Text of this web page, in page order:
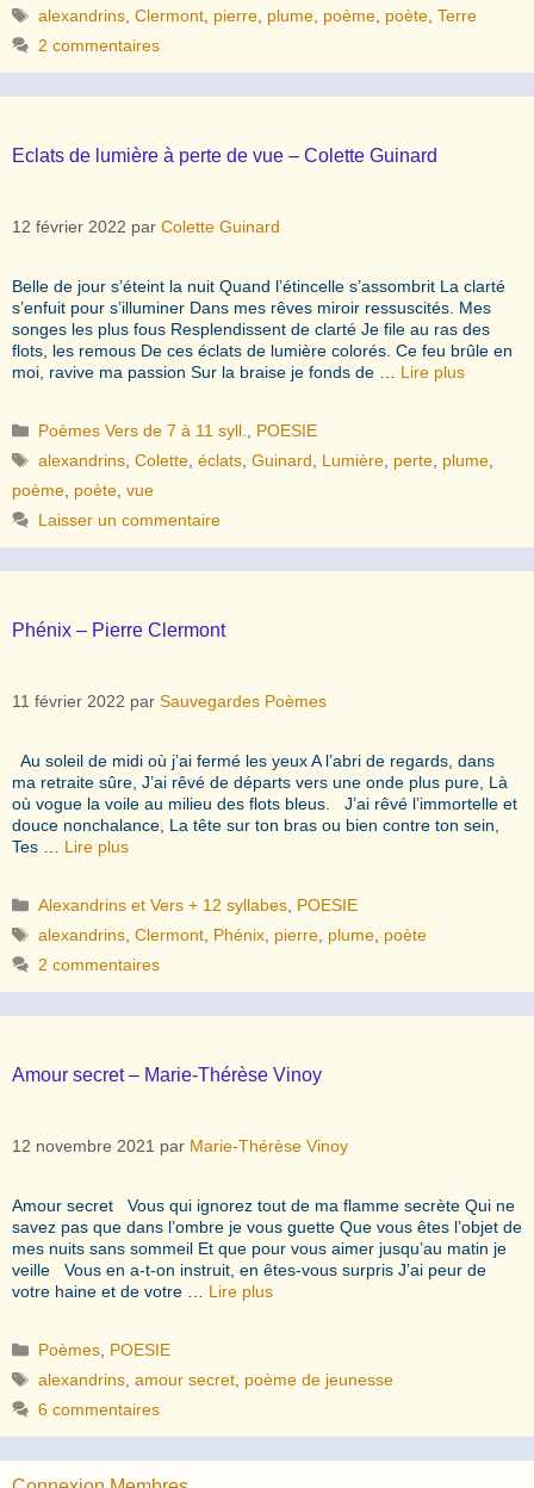
Étiquettes
alexandrins ,Clermont pierre plume poème poète ,Terre
2 commentaires
Eclats de lumière à perte de vue – Colette Guinard
12 février 2022 par Colette Guinard
Belle de jour s’éteint la nuit Quand l’étincelle s’assombrit La clarté
s’enfuit pour s’illuminer Dans mes rêves miroir ressuscités. Mes
songes les plus fous Resplendissent de clarté Je file au ras des
flots, les remous De ces éclats de lumière colorés. Ce feu brûle en
moi, ravive ma passion Sur la braise je fonds de … Lire plus
Catégories
Poèmes Vers de 7 à 11 syll.
POESIE
Étiquettes
alexandrins ,Colette ,éclats ,Guinard Lumière perte plume
poème poète vue
Laisser un commentaire
Phénix – Pierre Clermont
11 février 2022 par Sauvegardes Poèmes
Au soleil de midi où j’ai fermé les yeux A l’abri de regards, dans
ma retraite sûre, J’ai rêvé de départs vers une onde plus pure, Là
où vogue la voile au milieu des flots bleus. J’ai rêvé l’immortelle et
douce nonchalance, La tête sur ton bras ou bien contre ton sein,
Tes … Lire plus
Catégories
Alexandrins et Vers + 12 syllabes POESIE
Étiquettes
alexandrins ,Clermont Phénix pierre plume poète
2 commentaires
Amour secret – Marie-Thérèse Vinoy
12 novembre 2021 par Marie-Thérèse Vinoy
Amour secret Vous qui ignorez tout de ma flamme secrète Qui ne
savez pas que dans l’ombre je vous guette Que vous êtes l’objet de
mes nuits sans sommeil Et que pour vous aimer jusqu’au matin je
veille Vous en a-t-on instruit, en êtes-vous surpris J’ai peur de
votre haine et de votre … Lire plus
Catégories
Poèmes POESIE
Étiquettes
alexandrins ,amour secret poème de jeunesse
6 commentaires